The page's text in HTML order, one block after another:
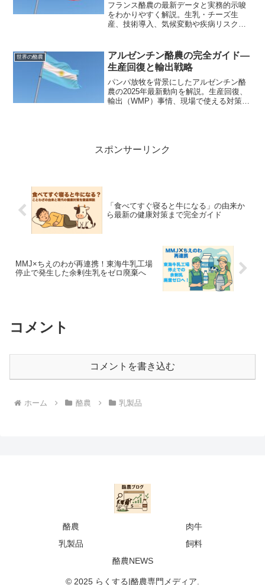
フランス酪農の最新データと実務的示唆
をわかりやすく解説。生乳・チーズ生
産、技術導入、気候変動や疾病リスクへ
世界の酪農
アルゼンチン酪農の完全ガイド—
生産回復と輸出戦略
パンパ放牧を背景にしたアルゼンチン酪
農の2025年最新動向を解説。生産回復、
輸出（WMP）事情、現場で使える対策と
スポンサーリンク
「食べてすぐ寝ると牛になる」の由来か
ら最新の健康対策まで完全ガイド
MMJ×ちえのわが再連携！東海牛乳工場
停止で発生した余剰生乳をゼロ廃棄へ
コメント
コメントを書き込む
ホーム 酪農 乳製品
酪農
肉牛
乳製品
飼料
酪農NEWS
© 2025 らくする|酪農専門メディア.